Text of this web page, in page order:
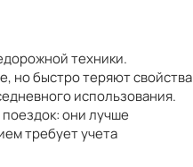
техники.
но быстро теряют свойства
использования.
они лучше
требует учета